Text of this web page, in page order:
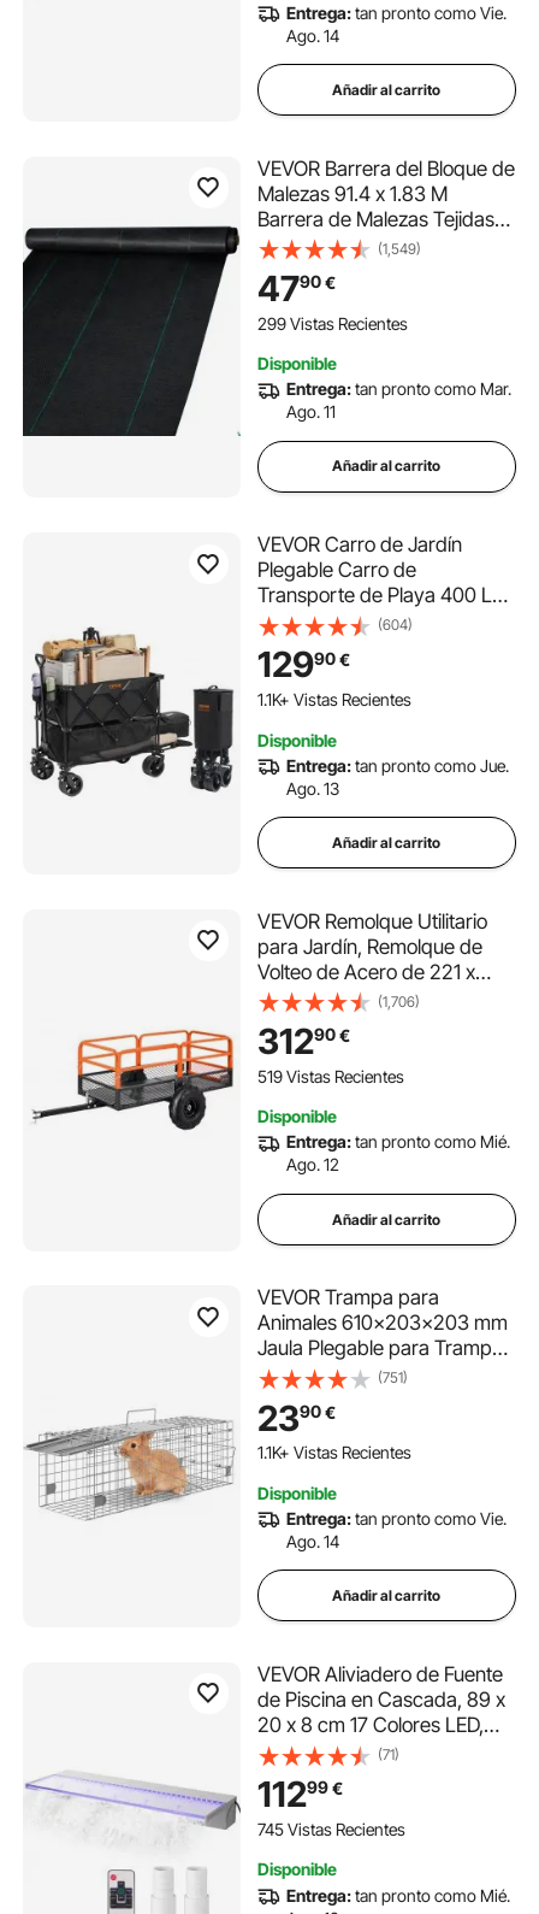
Entrega:tan pronto como Vie.
Ago. 14
Añadir al carrito
VEVOR Barrera del Bloque de
Malezas 91.4 x 1.83 M
Barrera de Malezas Tejidas
de PP Tejido de Barrera de
Malezas Bloque de Malezas
de Plástico Tela de Control
de Malezas de Cobertura de
(1,549)
4790€
299 Vistas Recientes
Disponible
Entrega:tan pronto como Mar.
Ago. 11
Añadir al carrito
VEVOR Carro de Jardín
Plegable Carro de
Transporte de Playa 400 L
Carga Máxima 102 kg con
Ruedas Soporte para
Bebidas, Carro Deportivo
Resistente para Camping,
Negro
(604)
12990€
1.1K+ Vistas Recientes
Disponible
Entrega:tan pronto como Jue.
Ago. 13
Añadir al carrito
VEVOR Remolque Utilitario
para Jardín, Remolque de
Volteo de Acero de 221 x
73,5 x 83,5 cm con Panel
Trasero Extraíble, Carro de
Jardín Resistente para
Cortacésped, Tractor, Carga
(1,706)
31290€
519 Vistas Recientes
Disponible
Entrega:tan pronto como Mié.
Ago. 12
Añadir al carrito
VEVOR Trampa para
Animales 610x203x203 mm
Jaula Plegable para Trampa
para Gatos Alambre
Galvanizado sin Crueldad
con Asa Trampa para
Conejos, Gatos Callejeros,
Marmotas, Zarigüeyas
(751)
2390€
1.1K+ Vistas Recientes
Disponible
Entrega:tan pronto como Vie.
Ago. 14
Añadir al carrito
VEVOR Aliviadero de Fuente
de Piscina en Cascada, 89 x
20 x 8 cm 17 Colores LED,
Fuente de Cascada de
Piscina Acrílico Sólido,
Cascada de Piscina para
Estanque de Jardín Control
(71)
11299€
745 Vistas Recientes
Disponible
Entrega:tan pronto como Mié.